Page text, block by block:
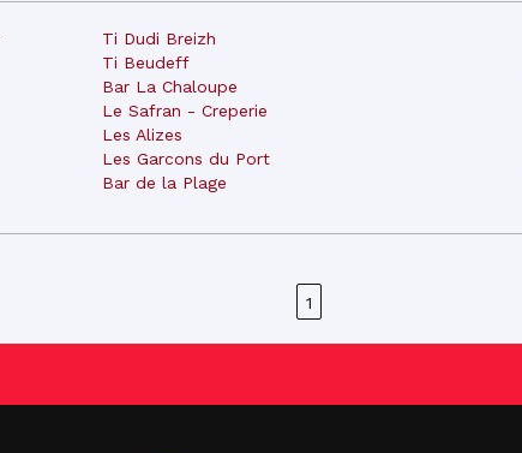
Ti Dudi Breizh
Ti Beudeff
Bar La Chaloupe
Le Safran - Creperie
Les Alizes
Les Garcons du Port
Bar de la Plage
1